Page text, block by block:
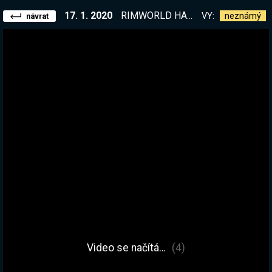
návrat 17. 1. 2020 RIMWORLD HARDCORE SÉRIE S KRONIKOU! | !jmeno !rim VY: neznámý
Video se načítá… (4)